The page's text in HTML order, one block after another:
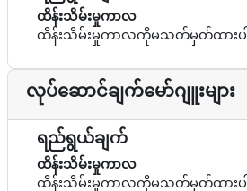
ထိန်းသိမ်းမှုကာလ
ထိန်းသိမ်းမှုကာလကိုမသတ်မှတ်ထားပါ
လုပ်ဆောင်ချက်မော်ဂျူးများ
ရည်ရွယ်ချက်
ထိန်းသိမ်းမှုကာလ
ထိန်းသိမ်းမှုကာလကိုမသတ်မှတ်ထားပါ